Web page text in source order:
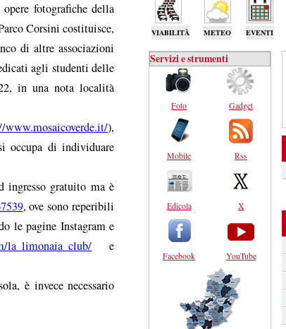
fotografiche della
Corsini costituisce,
di altre associazioni
agli studenti delle
in una nota località
www.mosaicoverde.it/),
occupa di individuare
ingresso gratuito ma è
, ove sono reperibili
le pagine Instagram e
la_limonaia_club/ e
è invece necessario
VIABILITÀ METEO EVENTI
Servizi e strumenti
Foto
Mobile
Edicola
Facebook
Gadget
Rss
X
YouTube